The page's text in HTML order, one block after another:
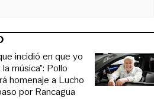
incidió en que yo
música”: Pollo
homenaje a Lucho
por Rancagua